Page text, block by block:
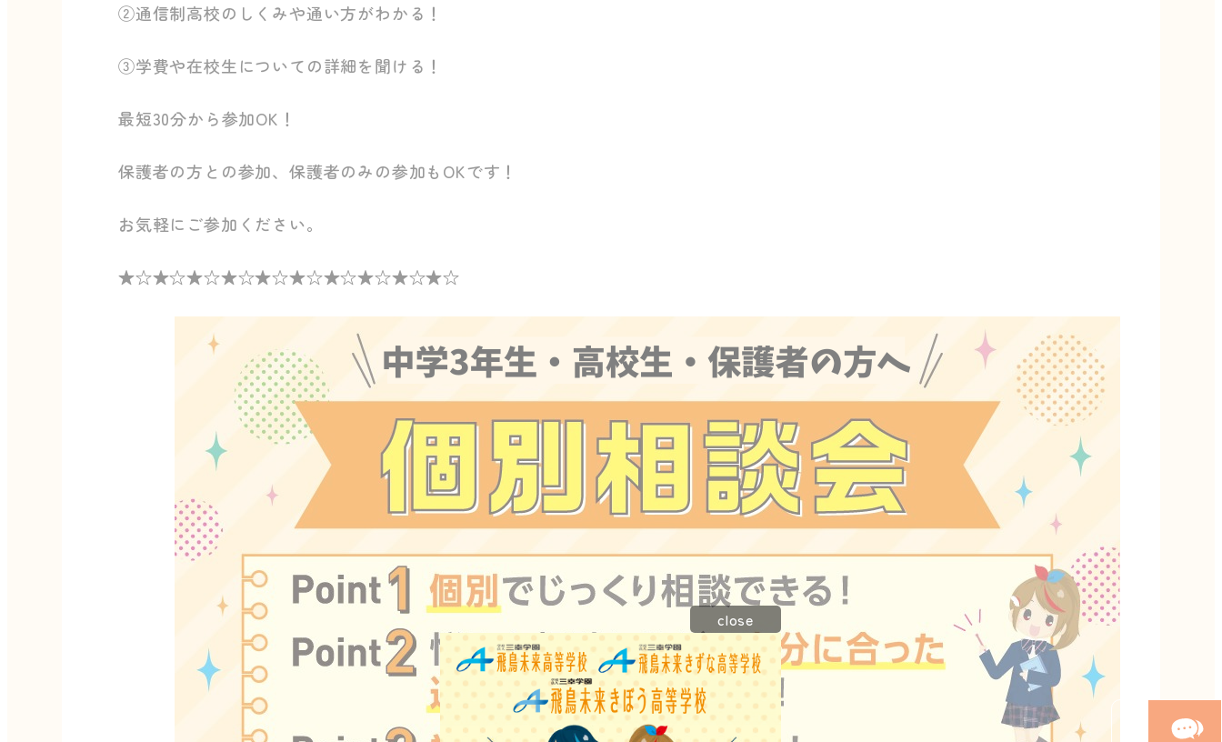
②通信制高校のしくみや通い方がわかる！
③学費や在校生についての詳細を聞ける！
最短30分から参加OK！
保護者の方との参加、保護者のみの参加もOKです！
お気軽にご参加ください。
★☆★☆★☆★☆★☆★☆★☆★☆★☆★☆
close